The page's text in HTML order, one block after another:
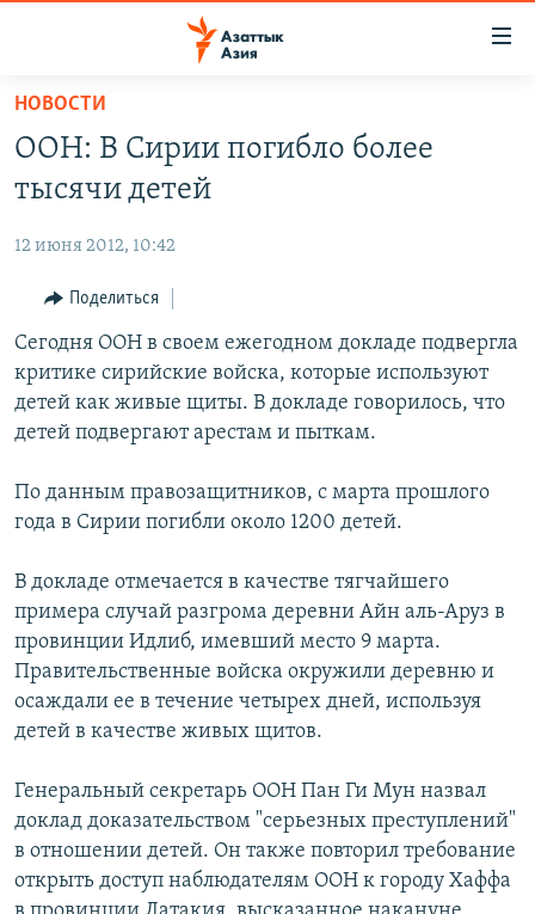
Вернуться
основному
содержанию
навигации
Вернутся
поиску
УЗБЕКИСТАН
ТАДЖИКИСТАН
НА ДРУГИХ ЯЗЫКАХ
ҚАЗАҚША
КЫРГЫЗЧА
ТОҶИКӢ
Все сайты РСЕ/РС
НОВОСТИ
ООН: В Сирии погибло более
тысячи детей
12 июня 2012, 10:42
Поделиться
Сегодня ООН в своем ежегодном докладе подвергла
критике сирийские войска, которые используют
детей как живые щиты. В докладе говорилось, что
детей подвергают арестам и пыткам.
По данным правозащитников, с марта прошлого
года в Сирии погибли около 1200 детей.
В докладе отмечается в качестве тягчайшего
примера случай разгрома деревни Айн аль-Аруз в
провинции Идлиб, имевший место 9 марта.
Правительственные войска окружили деревню и
осаждали ее в течение четырех дней, используя
детей в качестве живых щитов.
Генеральный секретарь ООН Пан Ги Мун назвал
доклад доказательством "серьезных преступлений"
в отношении детей. Он также повторил требование
открыть доступ наблюдателям ООН к городу Хаффа